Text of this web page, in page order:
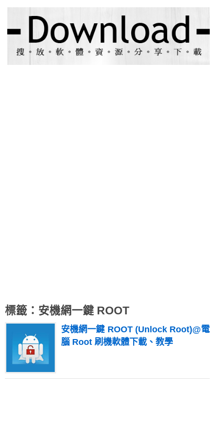
標籤：安機網一鍵 ROOT
安機網一鍵 ROOT (Unlock Root)@電
腦 Root 刷機軟體下載、教學